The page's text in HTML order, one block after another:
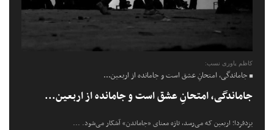
کاظم یاوری نسب:
جاماندگی، امتحانِ عشق است و جامانده از اربعین...
جاماندگی، امتحانِ عشق است و جامانده از اربعین...
یزدفردا؛ اربعین که می‌رسد، تازه معنای «جاماندن» آشکار می‌شود. ...